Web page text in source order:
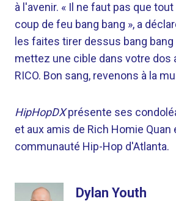
à l'avenir. « Il ne faut pas que
coup de feu bang bang », a
les faites tirer dessus bang
mettez une cible dans votre dos
RICO. Bon sang, revenons à la
HipHopDXprésente ses
et aux amis de Rich Homie Quan
communauté Hip-Hop d'Atlanta.
Dylan Youth